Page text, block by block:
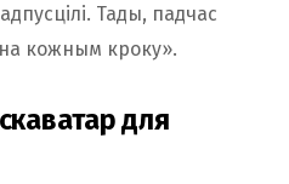
Тады, падчас
кожным кроку».
для